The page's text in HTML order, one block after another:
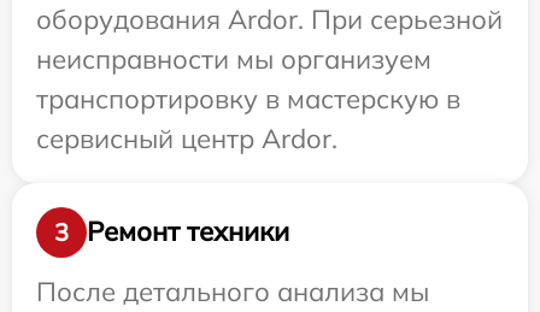
оборудования Ardor. При серьезной
неисправности мы организуем
транспортировку в мастерскую в
сервисный центр Ardor.
3
Ремонт техники
После детального анализа мы